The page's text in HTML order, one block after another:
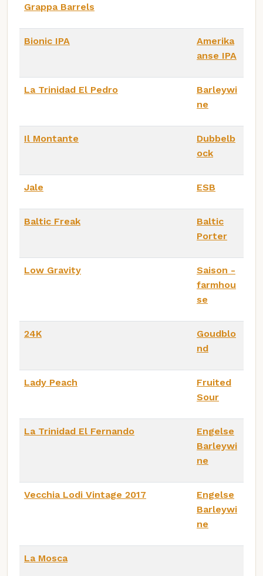
Grappa Barrels
Bionic IPA
Amerika
anse IPA
La Trinidad El Pedro
Barleywi
ne
Il Montante
Dubbelb
ock
Jale ESB
Baltic Freak
Baltic
Porter
Low Gravity
Saison -
farmhou
se
24K
Goudblo
nd
Lady Peach
Fruited
Sour
La Trinidad El Fernando
Engelse
Barleywi
ne
Vecchia Lodi Vintage 2017
Engelse
Barleywi
ne
La Mosca